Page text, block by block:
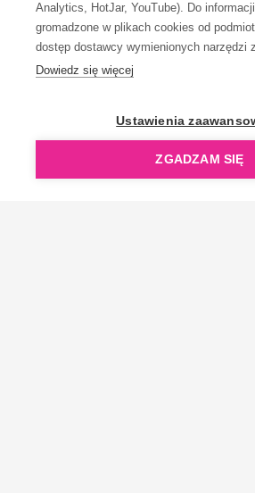
Analytics, HotJar, YouTube). Do
gromadzone w plikach cookies od
dostęp dostawcy wymienionych narzędzi
Dowiedz się więcej
Ustawienia
ZGADZAM SIĘ
OpenGift jest częścią